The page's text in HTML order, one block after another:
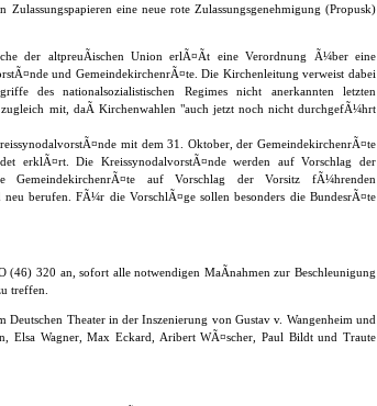
Zulassungspapieren eine neue rote Zulassungsgenehmigung (Propusk)
der altpreuÃischen Union erlÃ¤Ãt eine Verordnung Ã¼ber eine
und GemeindekirchenrÃ¤te. Die Kirchenleitung verweist dabei
des nationalsozialistischen Regimes nicht anerkannten letzten
mit, daÃ Kirchenwahlen "auch jetzt noch nicht durchgefÃ¼hrt
mit dem 31. Oktober, der GemeindekirchenrÃ¤te
erklÃ¤rt. Die KreissynodalvorstÃ¤nde werden auf Vorschlag der
GemeindekirchenrÃ¤te auf Vorschlag der Vorsitz fÃ¼hrenden
berufen. FÃ¼r die VorschlÃ¤ge sollen besonders die BundesrÃ¤te
320 an, sofort alle notwendigen MaÃnahmen zur Beschleunigung
treffen.
Theater in der Inszenierung von Gustav v. Wangenheim und
Elsa Wagner, Max Eckard, Aribert WÃ¤scher, Paul Bildt und Traute